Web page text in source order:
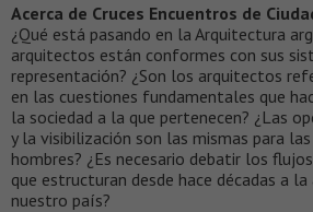
Acerca de Cruces Encuentros de
¿Qué está pasando en la Arquitectura
arquitectos están conformes con sus
representación? ¿Son los arquitectos
en las cuestiones fundamentales que
la sociedad a la que pertenecen? ¿Las
y la visibilización son las mismas para
hombres? ¿Es necesario debatir los
que estructuran desde hace décadas a
nuestro país?